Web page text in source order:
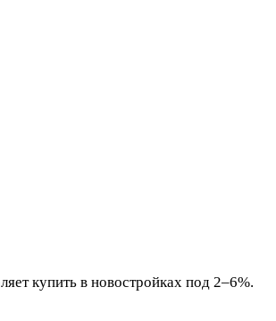
купить в новостройках под 2–6%.